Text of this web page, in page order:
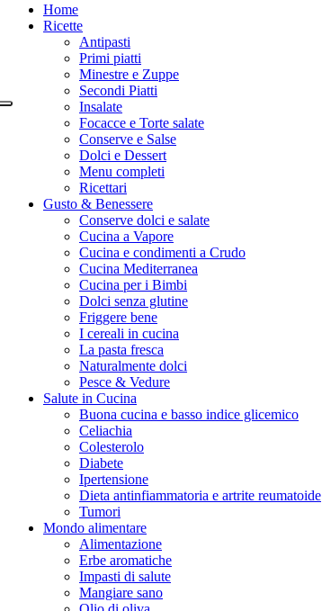
Home
Ricette
Antipasti
Primi piatti
Minestre e Zuppe
Secondi Piatti
Insalate
Focacce e Torte salate
Conserve e Salse
Dolci e Dessert
Menu completi
Ricettari
Gusto & Benessere
Conserve dolci e salate
Cucina a Vapore
Cucina e condimenti a Crudo
Cucina Mediterranea
Cucina per i Bimbi
Dolci senza glutine
Friggere bene
I cereali in cucina
La pasta fresca
Naturalmente dolci
Pesce & Vedure
Salute in Cucina
Buona cucina e basso indice glicemico
Celiachia
Colesterolo
Diabete
Ipertensione
Dieta antinfiammatoria e artrite reumatoide
Tumori
Mondo alimentare
Alimentazione
Erbe aromatiche
Impasti di salute
Mangiare sano